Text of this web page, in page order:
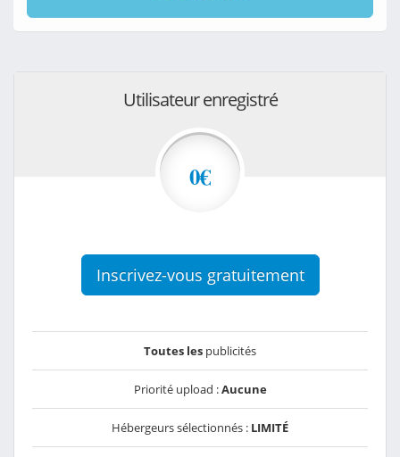
Utilisateur enregistré
0€
Inscrivez-vous gratuitement
Toutes les publicités
Priorité upload :Aucune
Hébergeurs sélectionnés : LIMITÉ